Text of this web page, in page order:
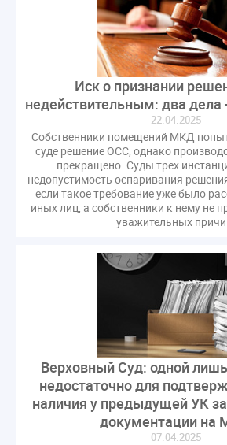
оспаривание ОСС
плановые проверки
пожарная безопасность
пристройка
прогород
проект постановления
реестр УК связь
спикер
статистика
строительство
судебная практика
техническая документация
требования УК
умный дом
Иск о признании
недействительным: два дела
22.04.2025
Собственники помещений МКД
суде решение ОСС, однако
прекращено. Суды трех
недопустимость оспаривания
если такое требование уже было
иных лиц, а собственники к нему не
уважительных
Верховный Суд: одной
недостаточно для
наличия у предыдущей УК
документации на
07.04.2025